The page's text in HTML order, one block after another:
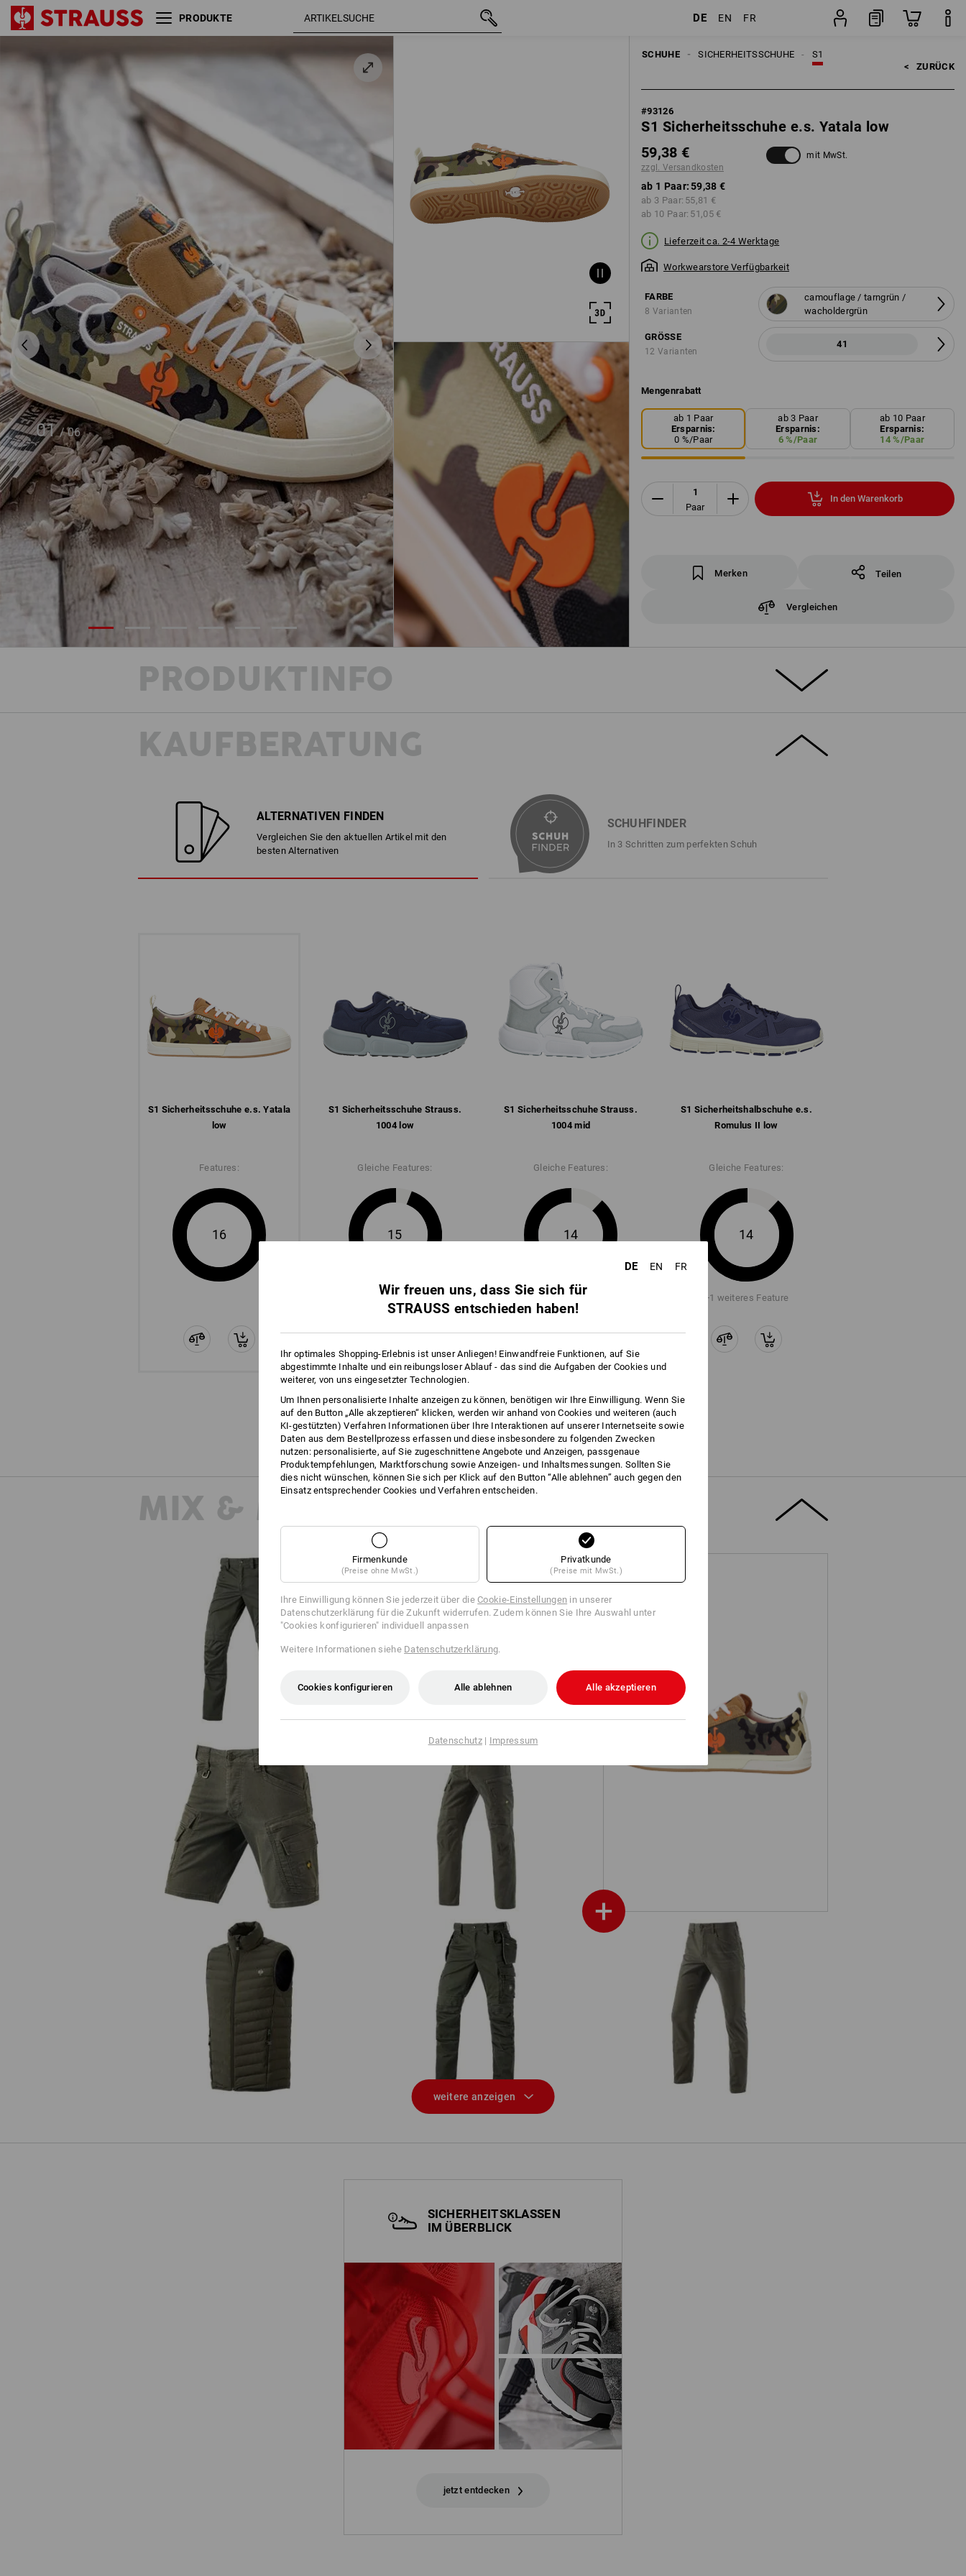
PRODUKTE DE EN FR
01 / 06
SCHUHE S1
SICHERHEITSSCHUHE
< ZURÜCK
#93126
S1 Sicherheitsschuhe e.s. Yatala low
59,38 €
zzgl. Versandkosten
mit MwSt.
ab 1 Paar:59,38 €
ab 3 Paar: 55,81 €
ab 10 Paar: 51,05 €
Lieferzeit ca. 2-4 Werktage
Workwearstore Verfügbarkeit
FARBE
8 Varianten
camouflage / tarngrün /
wacholdergrün
GRÖSSE
12 Varianten
41
Mengenrabatt
ab 1 Paar
Ersparnis:
0 %/Paar
ab 3 Paar
Ersparnis:
6 %/Paar
ab 10 Paar
Ersparnis:
14 %/Paar
Paar
In den Warenkorb
Merken Teilen
Vergleichen
S1 Sicherheitsschuhe
wacholdergrün
41
PRODUKTINFO
Dieser Schuh kann was! Aus robustem, atmungsaktivem Canvas vereint der e.s.
steckt das volle S1-Schutzpaket drin. Für frischen Komfort sorgt neben dem
Canvas-Material auch das luftige Mesh-Innenfutter mit bequemen Polsterungen.
Alles verpackt in einem lässigen Look, der definitiv auffällt – auch in der
Camouflage-Variante.
lederfreie Ausstattung
Lasche und Kragen angenehm gepolstert
atmungsaktives Mesh-Innenfutter mit Mikrofaser-Fersenverstärkung
ganzflächige und herausnehmbare Einlegesohle
rutschhemmende und komfortabel gedämpfte Gummi/Phylon-Sohle nach
SR, antistatisch, kraftstoffbeständig (FO) und hitzebeständig bis ca. 150
°C
Datenblatt
KAUFBERATUNG
ALTERNATIVEN FINDEN
Vergleichen Sie den aktuellen Artikel mit den
besten Alternativen
SCHUHFINDER
In 3 Schritten zum perfekten Schuh
S1 Sicherheits­schuhe e.s. Yatala
low
Features:
16
S1 Sicherheits­schuhe Strauss.​
1004 low
S1 Sicherheits­schuhe Strauss.​
1004 mid
S1 Sicherheits­halbschuhe e.s.
Romulus II low
Gleiche Features:
15
+2 weitere Features
Gleiche Features:
14
+2 weitere Features
Gleiche Features:
14
+1 weiteres Feature
Alle Details vergleichen
MIX & MATCH
S1 Sicherheitsschuhe e.s. Yatala low
+
Bundhose e.s.motion ten
Cargo-Short e.s.vintage Worker-Cargohose e.s.vintage
Weste e.s.motion ten Bundhose e.s.motion ten tool-pouch 5-Pocket-Hose e.s.vintage
weitere anzeigen
SICHERHEITSKLASSEN
IM ÜBERBLICK
jetzt entdecken
DE EN FR
Wir freuen uns, dass Sie sich für
STRAUSS entschieden haben!
Ihr optimales Shopping-Erlebnis ist unser Anliegen! Einwandfreie Funktionen, auf Sie
abgestimmte Inhalte und ein reibungsloser Ablauf - das sind die Aufgaben der Cookies und
weiterer, von uns eingesetzter Technologien.
Um Ihnen personalisierte Inhalte anzeigen zu können, benötigen wir Ihre Einwilligung. Wenn Sie
auf den Button „Alle akzeptieren“ klicken, werden wir anhand von Cookies und weiteren (auch
KI-gestützten) Verfahren Informationen über Ihre Interaktionen auf unserer Internetseite sowie
Daten aus dem Bestellprozess erfassen und diese insbesondere zu folgenden Zwecken
nutzen: personalisierte, auf Sie zugeschnittene Angebote und Anzeigen, passgenaue
Produktempfehlungen, Marktforschung sowie Anzeigen- und Inhaltsmessungen. Sollten Sie
dies nicht wünschen, können Sie sich per Klick auf den Button “Alle ablehnen” auch gegen den
Einsatz entsprechender Cookies und Verfahren entscheiden.
Firmenkunde
(Preise ohne MwSt.)
Privatkunde
(Preise mit MwSt.)
Ihre Einwilligung können Sie jederzeit über dieCookie-Einstellungen in unserer
Datenschutzerklärung für die Zukunft widerrufen. Zudem können Sie Ihre Auswahl unter
"Cookies konfigurieren" individuell anpassen
Weitere Informationen siehe Datenschutzerklärung.
Cookies konfigurieren Alle ablehnen Alle akzeptieren
Datenschutz| Impressum